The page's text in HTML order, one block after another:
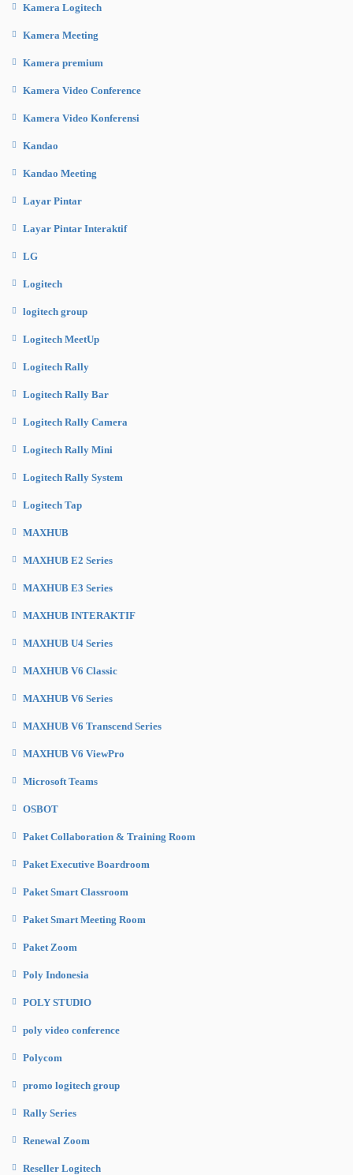
Kamera Logitech
Kamera Meeting
Kamera premium
Kamera Video Conference
Kamera Video Konferensi
Kandao
Kandao Meeting
Layar Pintar
Layar Pintar Interaktif
LG
Logitech
logitech group
Logitech MeetUp
Logitech Rally
Logitech Rally Bar
Logitech Rally Camera
Logitech Rally Mini
Logitech Rally System
Logitech Tap
MAXHUB
MAXHUB E2 Series
MAXHUB E3 Series
MAXHUB INTERAKTIF
MAXHUB U4 Series
MAXHUB V6 Classic
MAXHUB V6 Series
MAXHUB V6 Transcend Series
MAXHUB V6 ViewPro
Microsoft Teams
OSBOT
Paket Collaboration & Training Room
Paket Executive Boardroom
Paket Smart Classroom
Paket Smart Meeting Room
Paket Zoom
Poly Indonesia
POLY STUDIO
poly video conference
Polycom
promo logitech group
Rally Series
Renewal Zoom
Reseller Logitech